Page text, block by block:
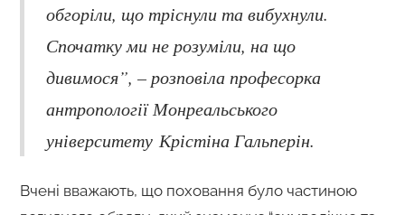
обгоріли, що тріснули та вибухнули.
Спочатку ми не розуміли, на що
дивимося”, – розповіла професорка
антропології Монреальського
університету Крістіна Гальперін.
Вчені вважають, що поховання було частиною